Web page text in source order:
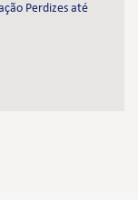
Perdizes até